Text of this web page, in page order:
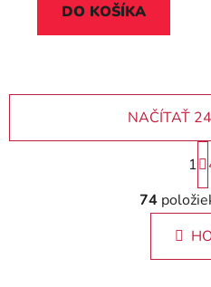
DO KOŠÍKA
O
v
l
á
NAČÍTAŤ
S
t
r
á
n
k
1
74